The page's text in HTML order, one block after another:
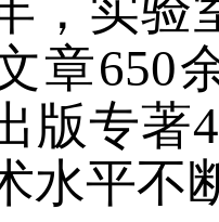
章650
版专著
水平不